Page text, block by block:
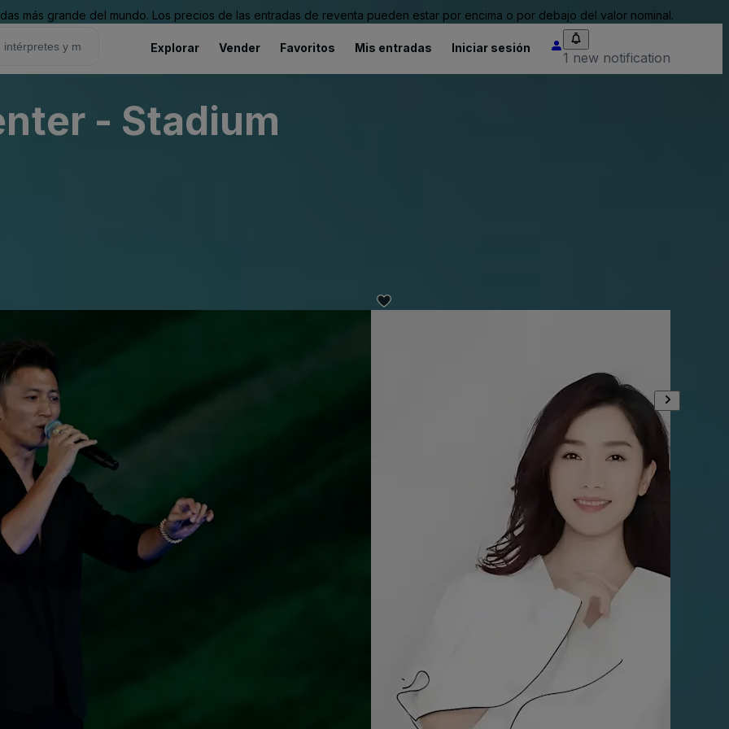
más grande del mundo. Los precios de las entradas de reventa pueden estar por encima o por debajo del valor nominal.
Explorar Vender Favoritos Mis entradas Iniciar sesión
1 new notification
- Stadium